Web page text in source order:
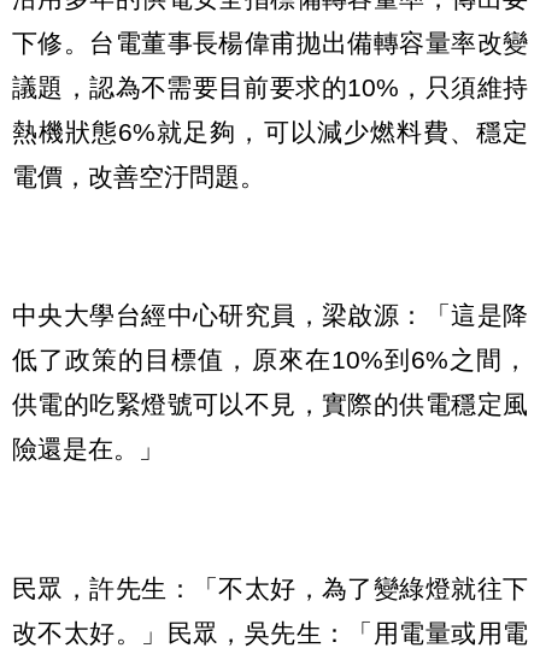
下修。台電董事長楊偉甫拋出備轉容量率改變
議題，認為不需要目前要求的10%，只須維持
熱機狀態6%就足夠，可以減少燃料費、穩定
電價，改善空汙問題。
中央大學台經中心研究員，梁啟源：「這是降
低了政策的目標值，原來在10%到6%之間，
供電的吃緊燈號可以不見，實際的供電穩定風
險還是在。」
民眾，許先生：「不太好，為了變綠燈就往下
改不太好。」民眾，吳先生：「用電量或用電